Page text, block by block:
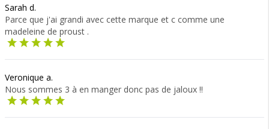
Sarah d.
Parce que j'ai grandi avec cette marque et c comme une
madeleine de proust .
Veronique a.
Nous sommes 3 à en manger donc pas de jaloux !!